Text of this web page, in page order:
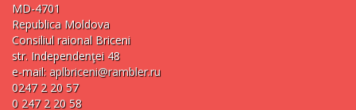
MD-4701
Republica Moldova
Consiliul raional Briceni
str. Independenţei 48
e-mail: aplbriceni@rambler.ru
0247 2 20 57
0 247 2 20 58